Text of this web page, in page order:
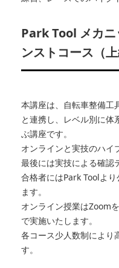
Park Tool メカ
ンストコース（上
本講座は、自転車整備工
と連携し、レベル別に体
ぶ講座です。
オンラインと実技のハイ
最後には実技による確認
合格者にはPark Toolよ
ます。
オンライン授業はZoom
で実施いたします。
各コース少人数制により
す。